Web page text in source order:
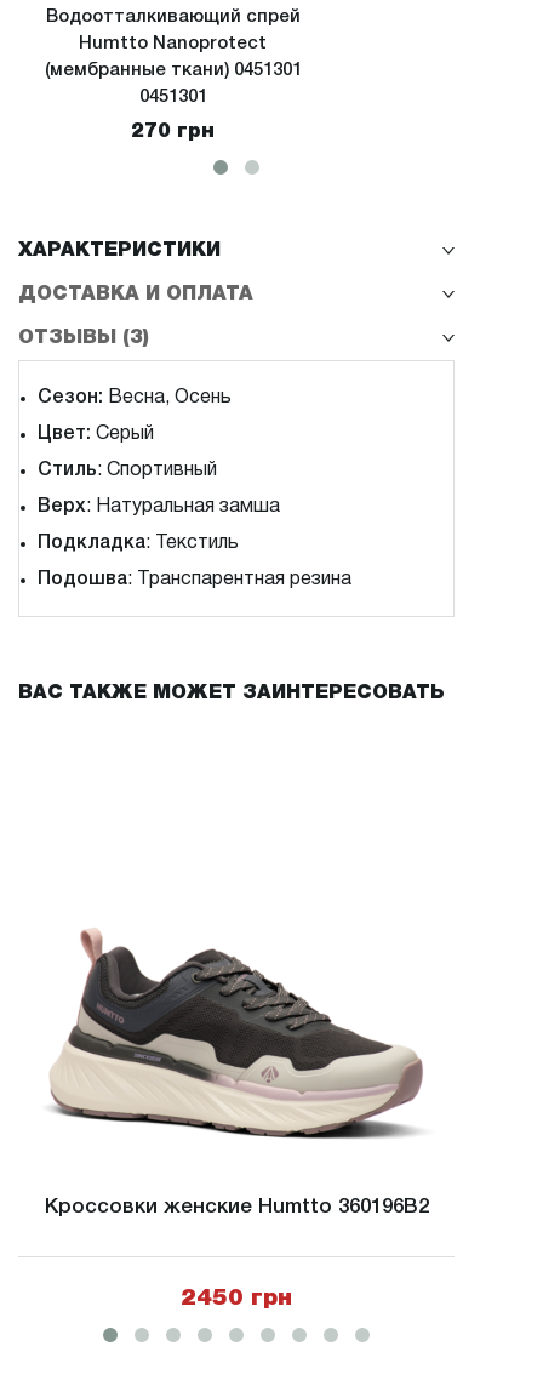
Водоотталкивающий спрей
Humtto Nanoprotect
(мембранные ткани) 0451301
0451301
270 грн
ХАРАКТЕРИСТИКИ
ДОСТАВКА И ОПЛАТА
ОТЗЫВЫ (3)
Сезон: Весна, Осень
Цвет: Серый
Стиль: Спортивный
Верх: Натуральная замша
Подкладка: Текстиль
Подошва: Транспарентная резина
ВАС ТАКЖЕ МОЖЕТ ЗАИНТЕРЕСОВАТЬ
Кроссовки женские Humtto 360196B2
2450 грн